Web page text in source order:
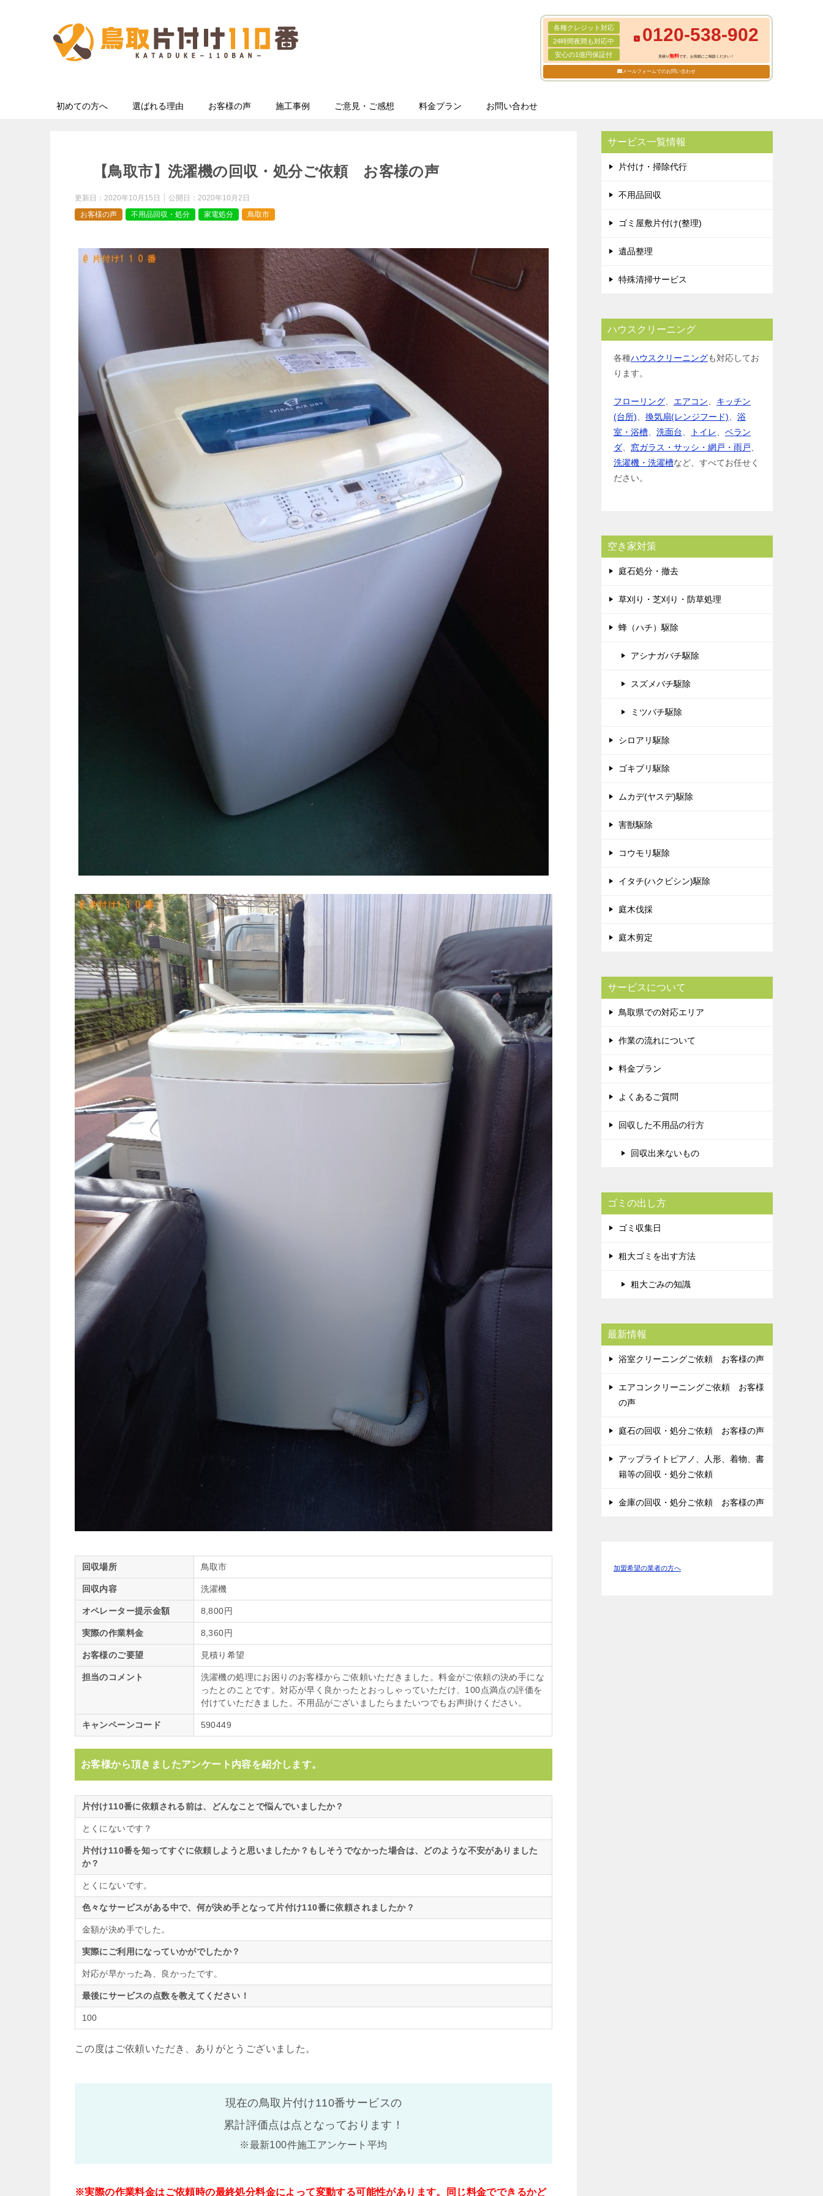
各種クレジット対応
24時間夜間も対応中
安心の1億円保証付
0120-538-902
見積り無料です。お気軽にご相談ください！
メールフォームでのお問い合わせ
初めての方へ 選ばれる理由 お客様の声 施工事例 ご意見・ご感想 料金プラン お問い合わせ
【鳥取市】洗濯機の回収・処分ご依頼 お客様の声
更新日： 2020年10月15日 公開日： 2020年10月2日
お客様の声
不用品回収・処分 家電処分 鳥取市
回収場所 鳥取市
回収内容 洗濯機
オペレーター提示金額 8,800円
実際の作業料金 8,360円
お客様のご要望 見積り希望
担当のコメント
洗濯機の処理にお困りのお客様からご依頼いただきました。料金がご依頼の決め手にな
ったとのことです。対応が早く良かったとおっしゃっていただけ、100点満点の評価を
付けていただきました。不用品がございましたらまたいつでもお声掛けください。
キャンペーンコード 590449
お客様から頂きましたアンケート内容を紹介します。
片付け110番に依頼される前は、どんなことで悩んでいましたか？
とくにないです？
片付け110番を知ってすぐに依頼しようと思いましたか？もしそうでなかった場合は、どのような不安がありました
か？
とくにないです。
色々なサービスがある中で、何が決め手となって片付け110番に依頼されましたか？
金額が決め手でした。
実際にご利用になっていかがでしたか？
対応が早かった為、良かったです。
最後にサービスの点数を教えてください！
100
この度はご依頼いただき、ありがとうございました。
現在の鳥取片付け110番サービスの
累計評価点は点となっております！
※最新100件施工アンケート平均
※実際の作業料金はご依頼時の最終処分料金によって変動する可能性があります。同じ料金でできるかど
サービス一覧情報
片付け・掃除代行
不用品回収
ゴミ屋敷片付け(整理)
遺品整理
特殊清掃サービス
ハウスクリーニング
各種ハウスクリーニングも対応してお
ります。
フローリング エアコン
キッチン
(台所)
換気扇(レンジフード)
浴
室・浴槽
洗面台 トイレ
ベラン
ダ
窓ガラス・サッシ・網戸・雨戸
洗濯機・洗濯槽など、すべてお任せく
ださい。
空き家対策
庭石処分・撤去
草刈り・芝刈り・防草処理
蜂（ハチ）駆除
アシナガバチ駆除
スズメバチ駆除
ミツバチ駆除
シロアリ駆除
ゴキブリ駆除
ムカデ(ヤスデ)駆除
害獣駆除
コウモリ駆除
イタチ(ハクビシン)駆除
庭木伐採
庭木剪定
サービスについて
鳥取県での対応エリア
作業の流れについて
料金プラン
よくあるご質問
回収した不用品の行方
回収出来ないもの
ゴミの出し方
ゴミ収集日
粗大ゴミを出す方法
粗大ごみの知識
最新情報
浴室クリーニングご依頼 お客様の声
エアコンクリーニングご依頼 お客様
の声
庭石の回収・処分ご依頼 お客様の声
アップライトピアノ、人形、着物、書
籍等の回収・処分ご依頼
金庫の回収・処分ご依頼 お客様の声
加盟希望の業者の方へ